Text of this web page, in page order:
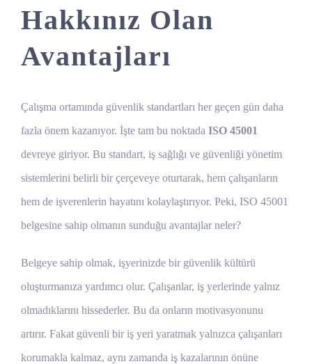
Hakkınız Olan
Avantajları
Çalışma ortamında güvenlik standartları her geçen gün daha
fazla önem kazanıyor. İşte tam bu noktada ISO 45001
devreye giriyor. Bu standart, iş sağlığı ve güvenliği yönetim
sistemlerini belirli bir çerçeveye oturtarak, hem çalışanların
hem de işverenlerin hayatını kolaylaştırıyor. Peki, ISO 45001
belgesine sahip olmanın sunduğu avantajlar neler?
Belgeye sahip olmak, işyerinizde bir güvenlik kültürü
oluşturmanıza yardımcı olur. Çalışanlar, iş yerlerinde yalnız
olmadıklarını hissederler. Bu da onların motivasyonunu
artırır. Fakat güvenli bir iş yeri yaratmak yalnızca çalışanları
korumakla kalmaz, aynı zamanda iş kazalarının önüne